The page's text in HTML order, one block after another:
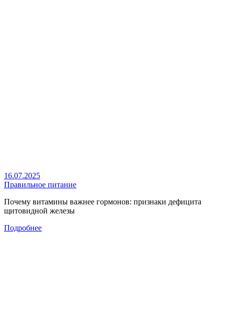
16.07.2025
Правильное питание
Почему витамины важнее гормонов: признаки дефицита
щитовидной железы
Подробнее